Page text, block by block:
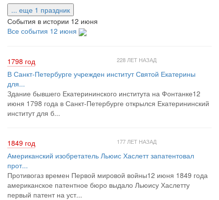
... еще 1 праздник
События в истории 12 июня
Все события 12 июня
1798 год 228 ЛЕТ НАЗАД
В Санкт-Петербурге учрежден институт Святой Екатерины
для...
Здание бывшего Екатерининского института на Фонтанке12
июня 1798 года в Санкт-Петербурге открылся Екатерининский
институт для б...
1849 год 177 ЛЕТ НАЗАД
Американский изобретатель Льюис Хаслетт запатентовал
прот...
Противогаз времен Первой мировой войны12 июня 1849 года
американское патентное бюро выдало Льюису Хаслетту
первый патент на уст...